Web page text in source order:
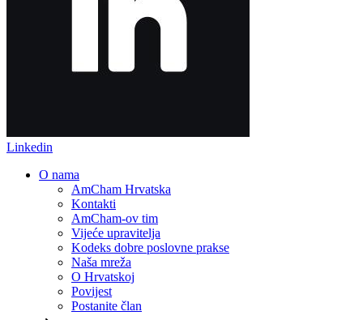
Linkedin
O nama
AmCham Hrvatska
Kontakti
AmCham-ov tim
Vijeće upravitelja
Kodeks dobre poslovne prakse
Naša mreža
O Hrvatskoj
Povijest
Postanite član